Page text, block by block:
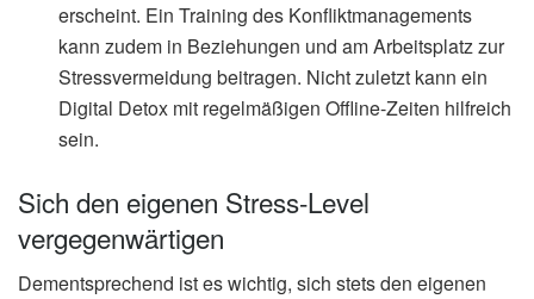
erscheint. Ein Training des Konfliktmanagements
kann zudem in Beziehungen und am Arbeitsplatz zur
Stressvermeidung beitragen. Nicht zuletzt kann ein
Digital Detox mit regelmäßigen Offline-Zeiten hilfreich
sein.
Sich den eigenen Stress-Level
vergegenwärtigen
Dementsprechend ist es wichtig, sich stets den eigenen